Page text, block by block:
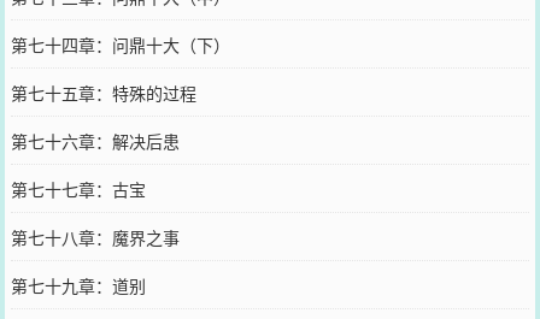
第七十四章：问鼎十大（下）
第七十五章：特殊的过程
第七十六章：解决后患
第七十七章：古宝
第七十八章：魔界之事
第七十九章：道别